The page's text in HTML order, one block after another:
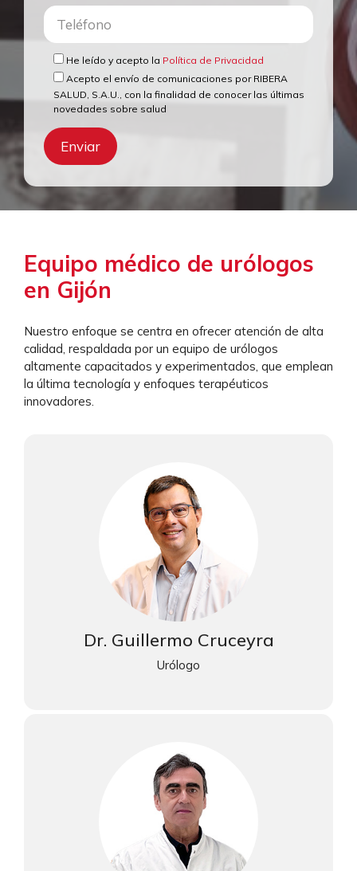
He leído y acepto la Política de Privacidad
Acepto el envío de comunicaciones por RIBERA
SALUD, S.A.U., con la finalidad de conocer las últimas
novedades sobre salud
Equipo médico de urólogos
en Gijón
Nuestro enfoque se centra en ofrecer atención de alta
calidad, respaldada por un equipo de urólogos
altamente capacitados y experimentados, que emplean
la última tecnología y enfoques terapéuticos
innovadores.
Dr. Guillermo Cruceyra
Urólogo